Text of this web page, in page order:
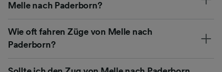
Melle nach Paderborn?
Wie oft fahren Züge von Melle nach
Paderborn?